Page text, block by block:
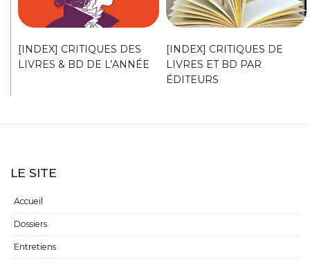
[INDEX] CRITIQUES DES
LIVRES & BD DE L’ANNÉE
[INDEX] CRITIQUES DE
LIVRES ET BD PAR
ÉDITEURS
LE SITE
Accueil
Dossiers
Entretiens